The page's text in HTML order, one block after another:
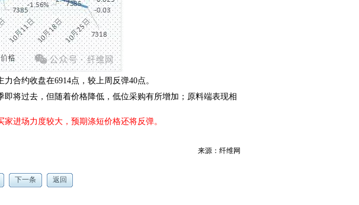
力合约收盘在6914点，较上周反弹40点。
将过去，但随着价格降低，低位采购有所增加；原料端表现相
进场力度较大，预期涤短价格还将反弹。
来源：纤维网
下一条 返回